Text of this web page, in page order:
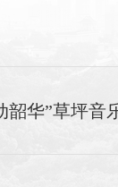
韶华”草坪音